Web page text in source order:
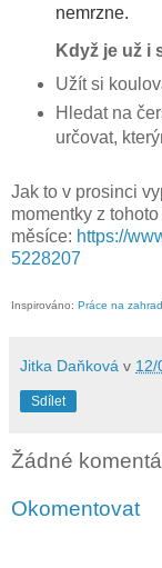
nemrzne.
Když je už i
Užít si
Hledat na
určovat,
Jak to v prosinci
momentky z
měsíce: https://
5228207
Inspirováno: Práce na
Jitka Daňková v 12/
Sdílet
Žádné
Okomentovat